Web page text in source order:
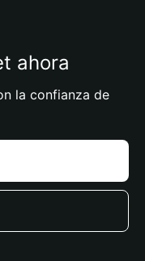
ahora
la confianza de